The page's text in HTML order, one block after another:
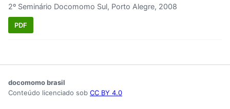
2º Seminário Docomomo Sul, Porto Alegre, 2008
PDF
docomomo brasil
Conteúdo licenciado sob CC BY 4.0